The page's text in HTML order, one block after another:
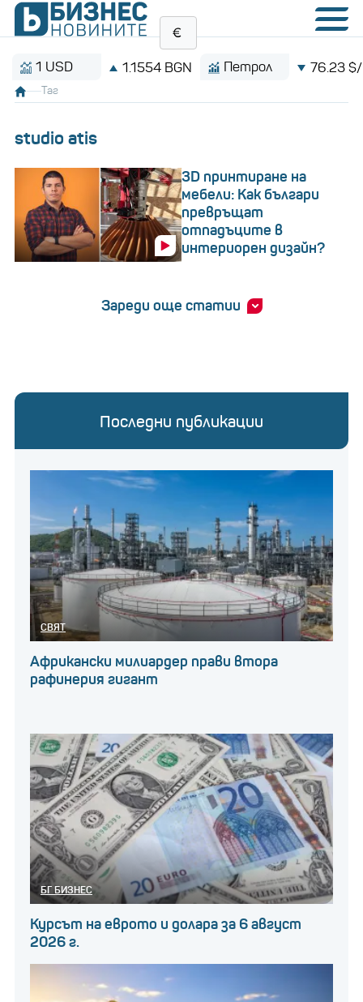
USD 1.1554 BGN Петрол 76.23 $/барел
Таг
studio atis
3D принтиране на
мебели: Как българи
превръщат
отпадъците в
интериорен дизайн?
Зареди още статии
Последни публикации
СВЯТ
Африкански милиардер прави втора
рафинерия гигант
БГ БИЗНЕС
Курсът на еврото и долара за 6 август
2026 г.